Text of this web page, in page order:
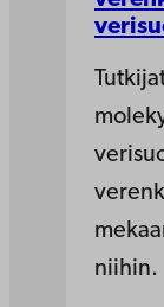
niihin.